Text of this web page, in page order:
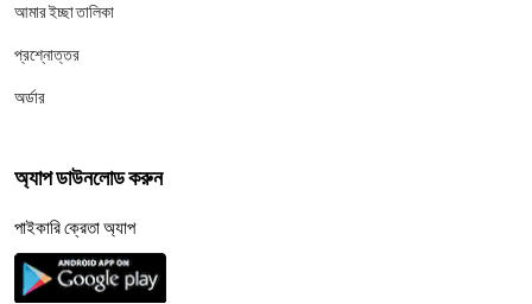
আমার ইচ্ছা তালিকা
প্রশ্নোত্তর
অর্ডার
অ্যাপ ডাউনলোড করুন
পাইকারি ক্রেতা অ্যাপ